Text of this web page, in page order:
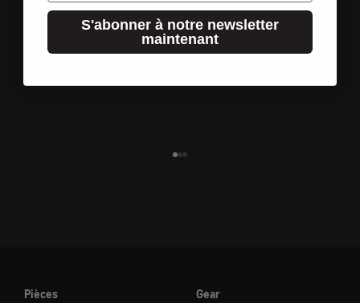
Pièces
Gear
S'abonner à notre newsletter
maintenant